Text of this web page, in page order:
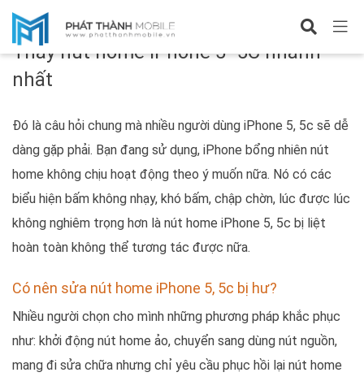
Chủ đề
Thay nút home iPhone 5- 5C nhanh
nhất
Đó là câu hỏi chung mà nhiều người dùng iPhone 5, 5c sẽ dễ
dàng gặp phải. Bạn đang sử dụng, iPhone bổng nhiên nút
home không chịu hoạt động theo ý muốn nữa. Nó có các
biểu hiện bấm không nhạy, khó bấm, chập chờn, lúc được lúc
không nghiêm trọng hơn là nút home iPhone 5, 5c bị liệt
hoàn toàn không thể tương tác được nữa.
Có nên sửa nút home iPhone 5, 5c bị hư?
Nhiều người chọn cho mình những phương pháp khắc phục
như: khởi động nút home ảo, chuyển sang dùng nút nguồn,
mang đi sửa chữa nhưng chỉ yêu cầu phục hồi lại nút home